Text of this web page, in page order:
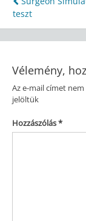
teszt
Vélemény,
Az e-mail címet
jelöltük
Hozzászólás*